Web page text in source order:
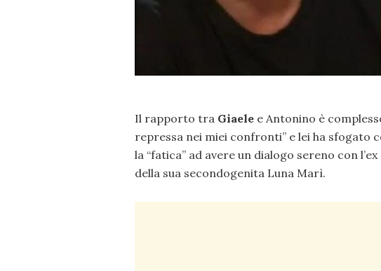
Il rapporto tra Giaele e Antonino è
repressa nei miei confronti” e lei ha
la “fatica” ad avere un dialogo sereno con
della sua secondogenita Luna Marì.